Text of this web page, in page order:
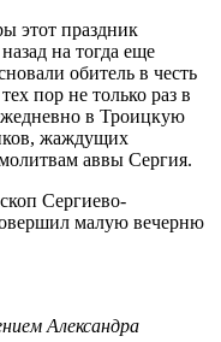
этот праздник
на тогда еще
обитель в честь
пор не только раз в
в Троицкую
жаждущих
аввы Сергия.
Сергиево-
малую вечерню
Александра